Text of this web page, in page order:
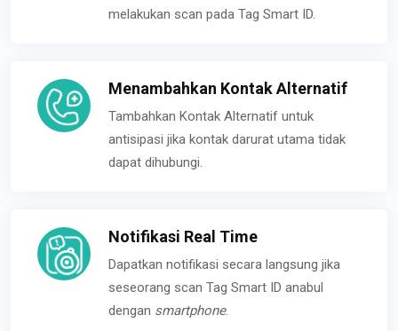
melakukan scan pada Tag Smart ID.
Menambahkan Kontak Alternatif
Tambahkan Kontak Alternatif untuk
antisipasi jika kontak darurat utama tidak
dapat dihubungi.
Notifikasi Real Time
Dapatkan notifikasi secara langsung jika
seseorang scan Tag Smart ID anabul
dengan smartphone.